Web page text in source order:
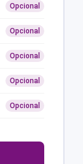
Opcional
Opcional
Opcional
Opcional
Opcional